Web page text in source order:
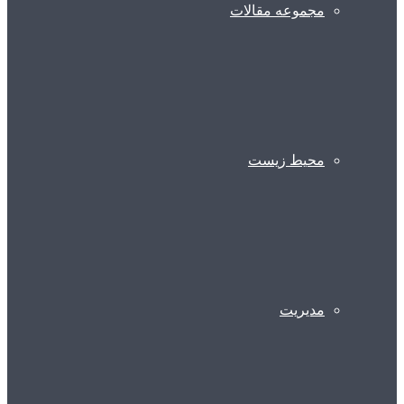
مجموعه مقالات
محیط زیست
مدیریت